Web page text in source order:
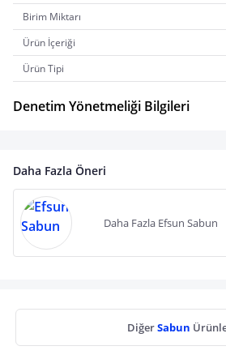
Birim Miktarı
Ürün İçeriği
Ürün Tipi
Denetim Yönetmeliği Bilgileri
Daha Fazla Öneri
Daha Fazla Efsun Sabun
DiğerSabun